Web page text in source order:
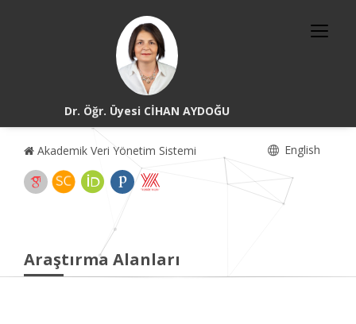
Dr. Öğr. Üyesi CİHAN AYDOĞU
Akademik Veri Yönetim Sistemi English
Araştırma Alanları